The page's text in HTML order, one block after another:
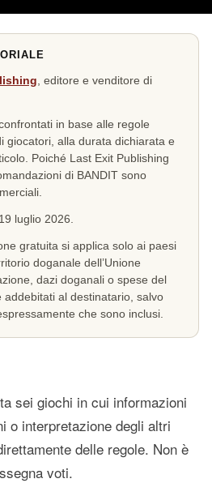
, editore e venditore di
in base alle regole
giocatori, alla durata dichiarata e
Poiché Last Exit Publishing
di BANDIT sono
19 luglio 2026
gratuita si applica solo ai paesi
doganale dell’Unione
dazi doganali o spese del
al destinatario, salvo
che sono inclusi.
sei giochi in cui informazioni
o interpretazione degli altri
delle regole. Non è
voti.